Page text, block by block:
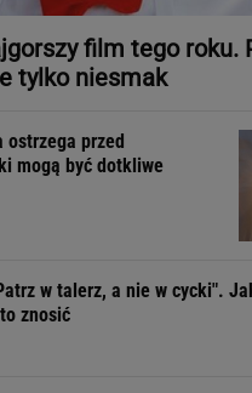
film tego roku.
tylko niesmak
ostrzega przed
mogą być dotkliwe
w talerz, a nie w cycki".
znosić